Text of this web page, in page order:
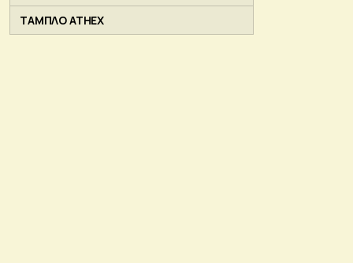
ΤΑΜΠΛΟ ATHEX